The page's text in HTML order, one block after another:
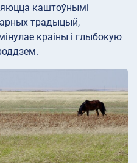
каштоўнымі
традыцый,
краіны і глыбокую